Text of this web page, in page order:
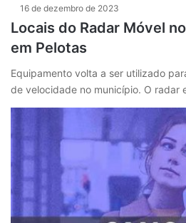
16 de dezembro de 2023
Locais do Radar Móvel
em Pelotas
Equipamento volta a ser utilizado
de velocidade no município. O radar